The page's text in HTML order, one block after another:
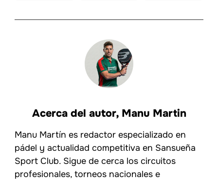
Acerca del autor, Manu Martin
Manu Martín es redactor especializado en
pádel y actualidad competitiva en Sansueña
Sport Club. Sigue de cerca los circuitos
profesionales, torneos nacionales e